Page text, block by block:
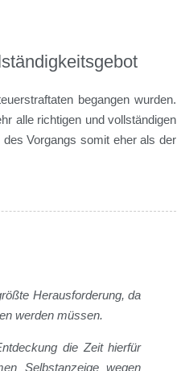
begangen wurden.
alle richtigen und vollständigen
Vorgangs somit eher als der
Herausforderung, da
werden müssen.
die Zeit hierfür
Selbstanzeige wegen